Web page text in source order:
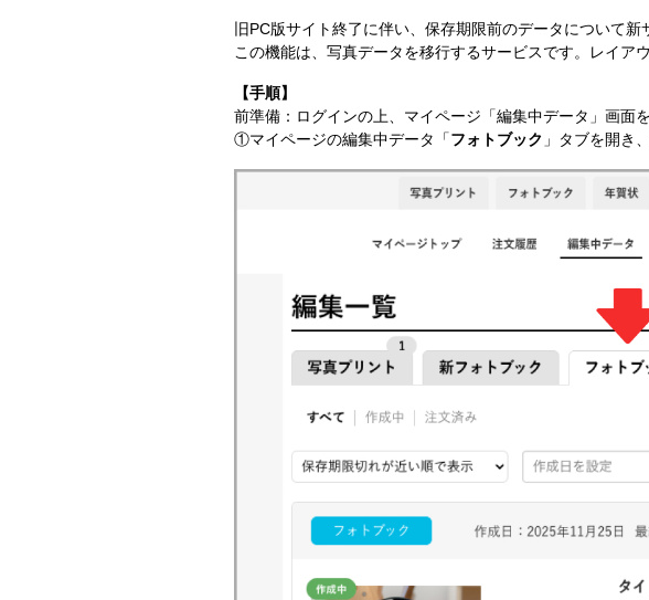
旧PC版サイト終了に​伴い、​保存期限前の​データに​ついて​
この機能は、写真データを移行するサービスです。レイア
【手順】
前準備：​ログインの上、マイページ​「編集中​データ」画面
①マイページの編集中データ「フォトブック 」タブを開き